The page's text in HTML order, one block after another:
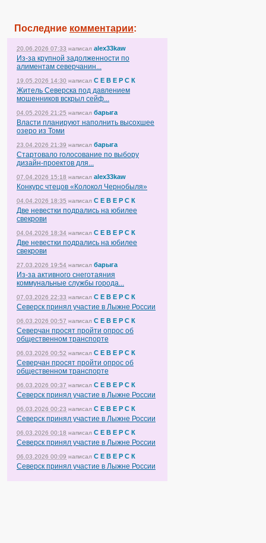
Последние комментарии:
20.06.2026 07:33 написал alex33kaw
Из-за крупной задолженности по
алиментам северчанин...
19.05.2026 14:30 написал С Е В Е Р С К
Житель Северска под давлением
мошенников вскрыл сейф...
04.05.2026 21:25 написал барыга
Власти планируют наполнить высохшее
озеро из Томи
23.04.2026 21:39 написал барыга
Стартовало голосование по выбору
дизайн-проектов для...
07.04.2026 15:18 написал alex33kaw
Конкурс чтецов «Колокол Чернобыля»
04.04.2026 18:35 написал С Е В Е Р С К
Две невестки подрались на юбилее
свекрови
04.04.2026 18:34 написал С Е В Е Р С К
Две невестки подрались на юбилее
свекрови
27.03.2026 19:54 написал барыга
Из-за активного снеготаяния
коммунальные службы города...
07.03.2026 22:33 написал С Е В Е Р С К
Северск принял участие в Лыжне России
06.03.2026 00:57 написал С Е В Е Р С К
Северчан просят пройти опрос об
общественном транспорте
06.03.2026 00:52 написал С Е В Е Р С К
Северчан просят пройти опрос об
общественном транспорте
06.03.2026 00:37 написал С Е В Е Р С К
Северск принял участие в Лыжне России
06.03.2026 00:23 написал С Е В Е Р С К
Северск принял участие в Лыжне России
06.03.2026 00:18 написал С Е В Е Р С К
Северск принял участие в Лыжне России
06.03.2026 00:09 написал С Е В Е Р С К
Северск принял участие в Лыжне России